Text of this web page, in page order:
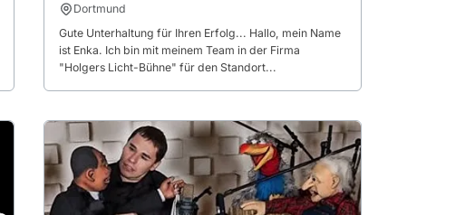
Dortmund
Gute Unterhaltung für Ihren Erfolg... Hallo, mein Name
ist Enka. Ich bin mit meinem Team in der Firma
"Holgers Licht-Bühne" für den Standort...